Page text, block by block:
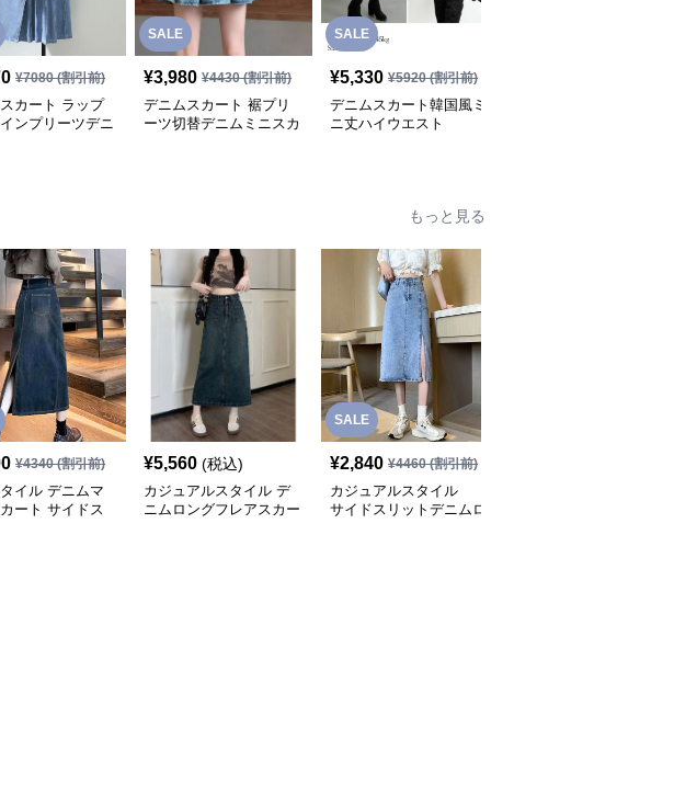
¥7080(割引前)
カート ラップ
ンプリーツデニ
SALE
¥3,980 ¥4430(割引前)
デニムスカート 裾プリ
ーツ切替デニムミニスカ
SALE
¥5,330 ¥5920(割引前)
デニムスカート韓国風ミ
ニ丈ハイウエスト
もっと見る
¥4340(割引前)
イル デニムマ
ート サイドス
¥5,560 (税込)
カジュアルスタイル デ
ニムロングフレアスカー
SALE
¥2,840 ¥4460(割引前)
カジュアルスタイル
サイドスリットデニムロ